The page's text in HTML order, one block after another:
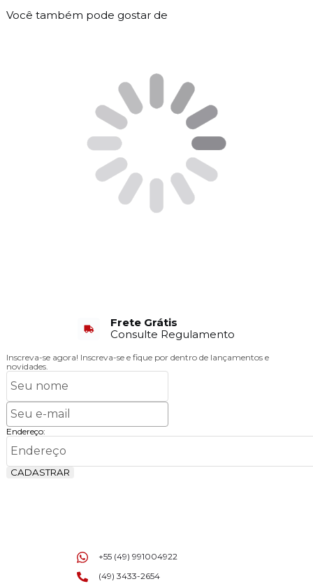
Você também pode gostar de
Frete Grátis
Consulte Regulamento
Inscreva-se agora! Inscreva-se e fique por dentro de lançamentos e
novidades.
Endereço:
CADASTRAR
+55 (49) 991004922
(49) 3433-2654